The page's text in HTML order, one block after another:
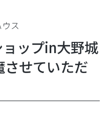
ス
ップin大野城
せていただ